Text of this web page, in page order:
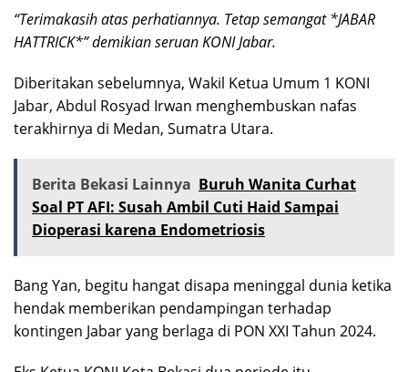
“Terimakasih atas perhatiannya. Tetap semangat *JABAR
HATTRICK*” demikian seruan KONI Jabar.
Diberitakan sebelumnya, Wakil Ketua Umum 1 KONI
Jabar, Abdul Rosyad Irwan menghembuskan nafas
terakhirnya di Medan, Sumatra Utara.
Berita Bekasi Lainnya Buruh Wanita Curhat
Soal PT AFI: Susah Ambil Cuti Haid Sampai
Dioperasi karena Endometriosis
Bang Yan, begitu hangat disapa meninggal dunia ketika
hendak memberikan pendampingan terhadap
kontingen Jabar yang berlaga di PON XXI Tahun 2024.